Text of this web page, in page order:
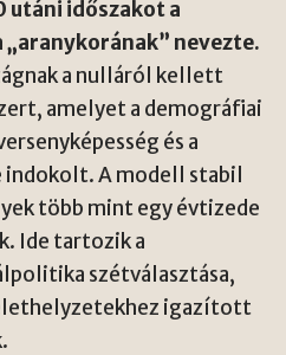
utáni időszakot a
nevezte.
a nulláról kellett
amelyet a demográfiai
és a
A modell stabil
több mint egy évtizede
Ide tartozik a
szétválasztása,
igazított